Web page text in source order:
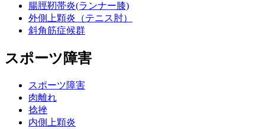
腸脛靭帯炎(ランナー膝)
外側上顆炎（テニス肘）
斜角筋症候群
スポーツ障害
スポーツ障害
肉離れ
捻挫
内側上顆炎